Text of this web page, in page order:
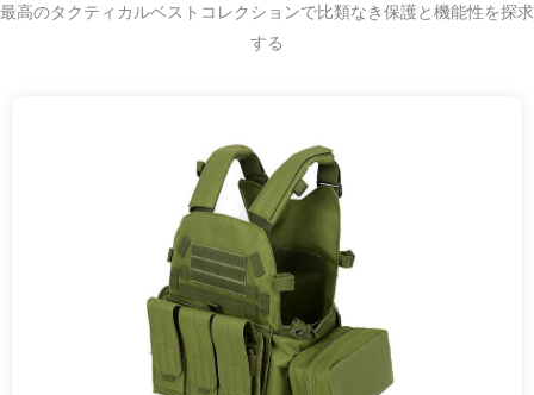
最高のタクティカルベストコレクションで比類なき保護と機能性を探求
する